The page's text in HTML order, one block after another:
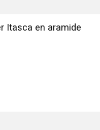
Itasca en aramide